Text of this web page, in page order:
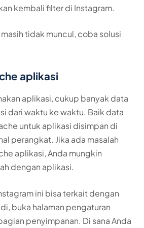
kembali filter di Instagram.
tidak muncul, coba solusi
aplikasi
aplikasi, cukup banyak data
dari waktu ke waktu. Baik data
untuk aplikasi disimpan di
perangkat. Jika ada masalah
aplikasi, Anda mungkin
dengan aplikasi.
ini bisa terkait dengan
buka halaman pengaturan
penyimpanan. Di sana Anda